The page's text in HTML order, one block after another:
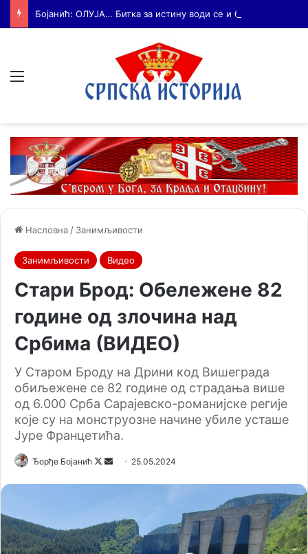
Бојанић: ОЛУЈА… Битка за истину води се и бројкама
Насловна / Занимљивости
Занимљивости Видео
Стари Брод: Обележене 82
године од злочина над
Србима (ВИДЕО)
У Старом Броду на Дрини код Вишеграда
обиљежене се 82 године од страдања више
од 6.000 Срба Сарајевско-романијске регије
које су на монструозне начине убиле усташе
Јуре Францетића.
Ђорђе Бојанић
F
o
w
a
n
25.05.2024